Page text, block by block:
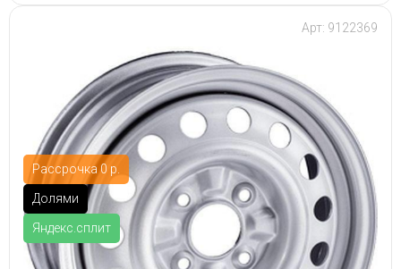
Рассрочка 0 р.
Долями
Яндекс.сплит
Арт: 9122369